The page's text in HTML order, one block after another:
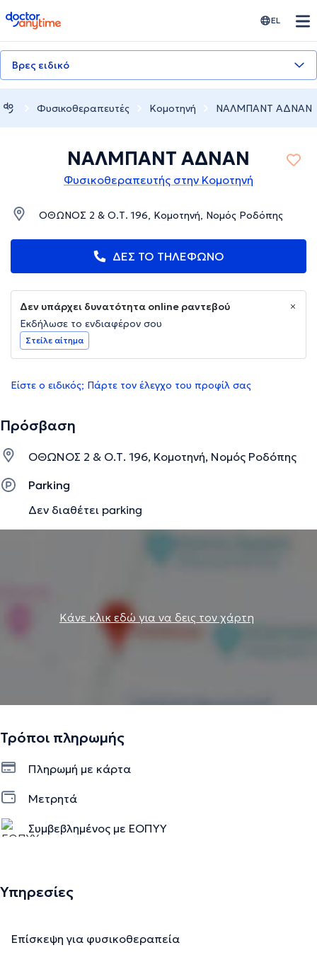
doctoranytime EL
Βρες ειδικό
Φυσικοθεραπευτές Κομοτηνή ΝΑΛΜΠΑΝΤ ΑΔΝΑΝ
ΝΑΛΜΠΑΝΤ ΑΔΝΑΝ
Φυσικοθεραπευτής στην Κομοτηνή
ΟΘΩΝΟΣ 2 & Ο.Τ. 196, Κομοτηνή, Νομός Ροδόπης
ΔΕΣ ΤΟ ΤΗΛΕΦΩΝΟ
Δεν υπάρχει δυνατότητα online ραντεβού
Εκδήλωσε το ενδιαφέρον σου
Στείλε αίτημα
Είστε ο ειδικός; Πάρτε τον έλεγχο του προφίλ σας
Πρόσβαση
ΟΘΩΝΟΣ 2 & Ο.Τ. 196, Κομοτηνή, Νομός Ροδόπης
Parking
Δεν διαθέτει parking
Κάνε κλικ εδώ για να δεις τον χάρτη
Τρόποι πληρωμής
Πληρωμή με κάρτα
Μετρητά
Συμβεβλημένος με ΕΟΠΥΥ
Υπηρεσίες
Επίσκεψη για φυσικοθεραπεία